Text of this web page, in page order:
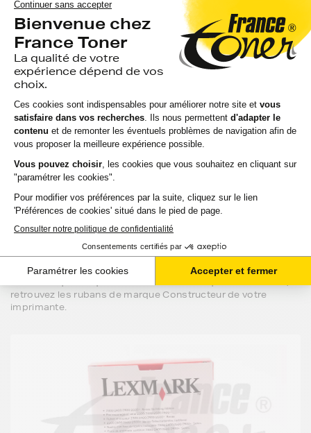
Les conseils de FranceToner
Vous pourriez économiser jusqu'à -50% avec les
cartouches, rubans et accessoires compatibles
France Toner.
Toutes nos cartouches d'encre FranceToner sont
100% compatibles avec votre imprimante,
sélectionnées pour la qualité de l'encre et garanties
2 ans. 80% de nos clients choisissent ces
cartouches.
J'en profite
Les rubansConstructeurpour votre
imprimante LEXMARK 2490
retrouvez les rubans de marque Constructeur de votre
imprimante.